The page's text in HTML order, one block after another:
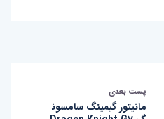
پست بعدی
مانیتور گیمینگ سامسون